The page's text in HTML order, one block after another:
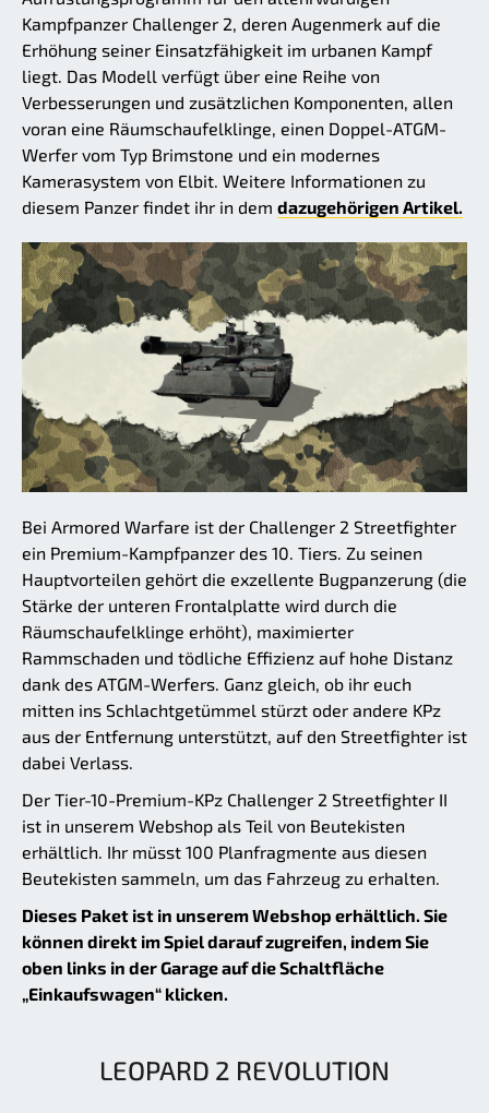
Kampfpanzer Challenger 2, deren Augenmerk auf die
Erhöhung seiner Einsatzfähigkeit im urbanen Kampf
liegt. Das Modell verfügt über eine Reihe von
Verbesserungen und zusätzlichen Komponenten, allen
voran eine Räumschaufelklinge, einen Doppel-ATGM-
Werfer vom Typ Brimstone und ein modernes
Kamerasystem von Elbit. Weitere Informationen zu
diesem Panzer findet ihr in dem dazugehörigen Artikel.
Bei Armored Warfare ist der Challenger 2 Streetfighter
ein Premium-Kampfpanzer des 10. Tiers. Zu seinen
Hauptvorteilen gehört die exzellente Bugpanzerung (die
Stärke der unteren Frontalplatte wird durch die
Räumschaufelklinge erhöht), maximierter
Rammschaden und tödliche Effizienz auf hohe Distanz
dank des ATGM-Werfers. Ganz gleich, ob ihr euch
mitten ins Schlachtgetümmel stürzt oder andere KPz
aus der Entfernung unterstützt, auf den Streetfighter ist
dabei Verlass.
Der Tier-10-Premium-KPz Challenger 2 Streetfighter II
ist in unserem Webshop als Teil von Beutekisten
erhältlich. Ihr müsst 100 Planfragmente aus diesen
Beutekisten sammeln, um das Fahrzeug zu erhalten.
Dieses Paket ist in unserem Webshop erhältlich. Sie
können direkt im Spiel darauf zugreifen, indem Sie
oben links in der Garage auf die Schaltfläche
„Einkaufswagen“ klicken.
LEOPARD 2 REVOLUTION